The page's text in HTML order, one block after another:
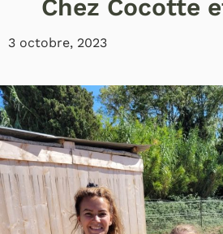
Chez Cocotte
3 octobre, 2023